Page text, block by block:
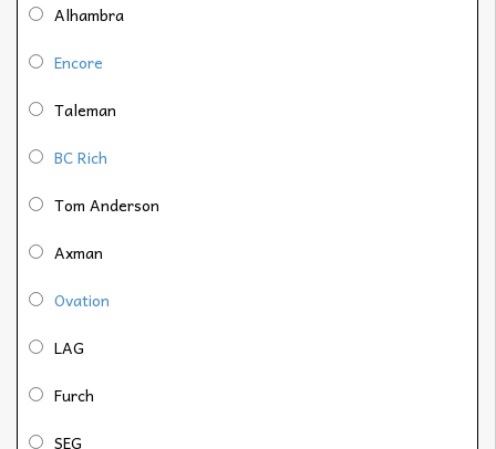
Alhambra
Encore
Taleman
BC Rich
Tom Anderson
Axman
Ovation
LAG
Furch
SEG